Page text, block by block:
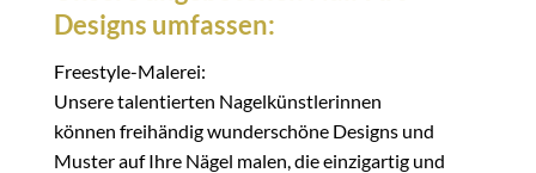
Designs umfassen:
Freestyle-Malerei:
Unsere talentierten Nagelkünstlerinnen
können freihändig wunderschöne Designs und
Muster auf Ihre Nägel malen, die einzigartig und